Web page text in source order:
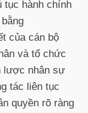
tục hành chính
của cán bộ
và tổ chức
lược nhân sự
tác liên tục
quyền rõ ràng